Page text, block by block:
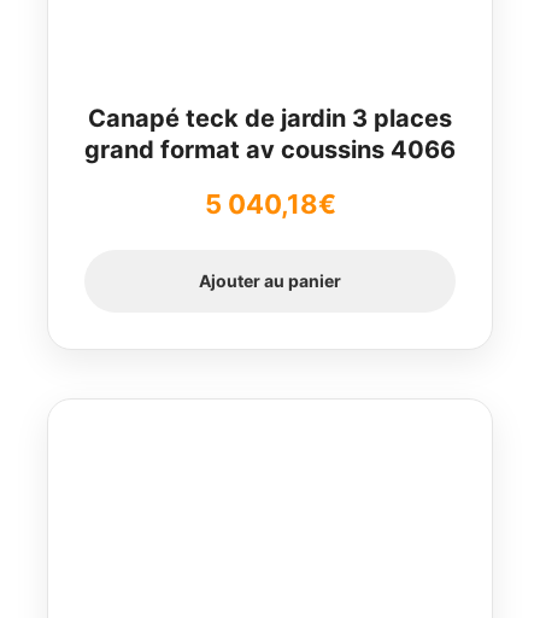
Canapé teck de jardin 3 places
grand format av coussins 4066
5 040,18€
Ajouter au panier